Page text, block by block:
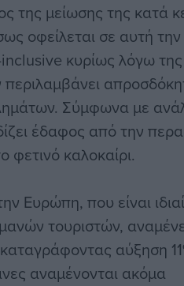
της μείωσης της κατά
οφείλεται σε αυτή
κυρίως λόγω της
περιλαμβάνει
Σύμφωνα με
έδαφος από την
φετινό καλοκαίρι.
Ευρώπη, που είναι
τουριστών,
αύξηση
αναμένονται ακόμα